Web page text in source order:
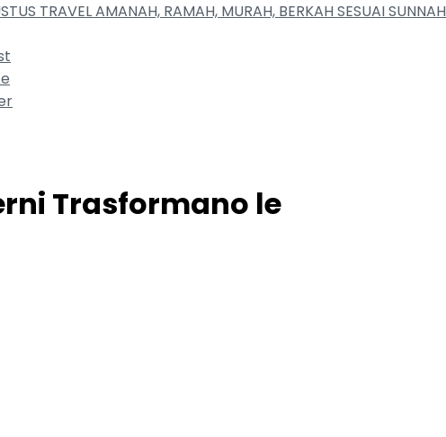
TRAVEL AMANAH, RAMAH, MURAH, BERKAH SESUAI SUNNAH
Trasformano le